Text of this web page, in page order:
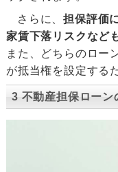
さらに、担保評価
家賃下落リスクなど
また、どちらのロー
が抵当権を設定する
3 不動産担保ローン